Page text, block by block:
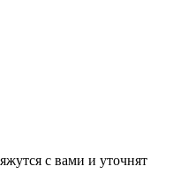
с вами и уточнят